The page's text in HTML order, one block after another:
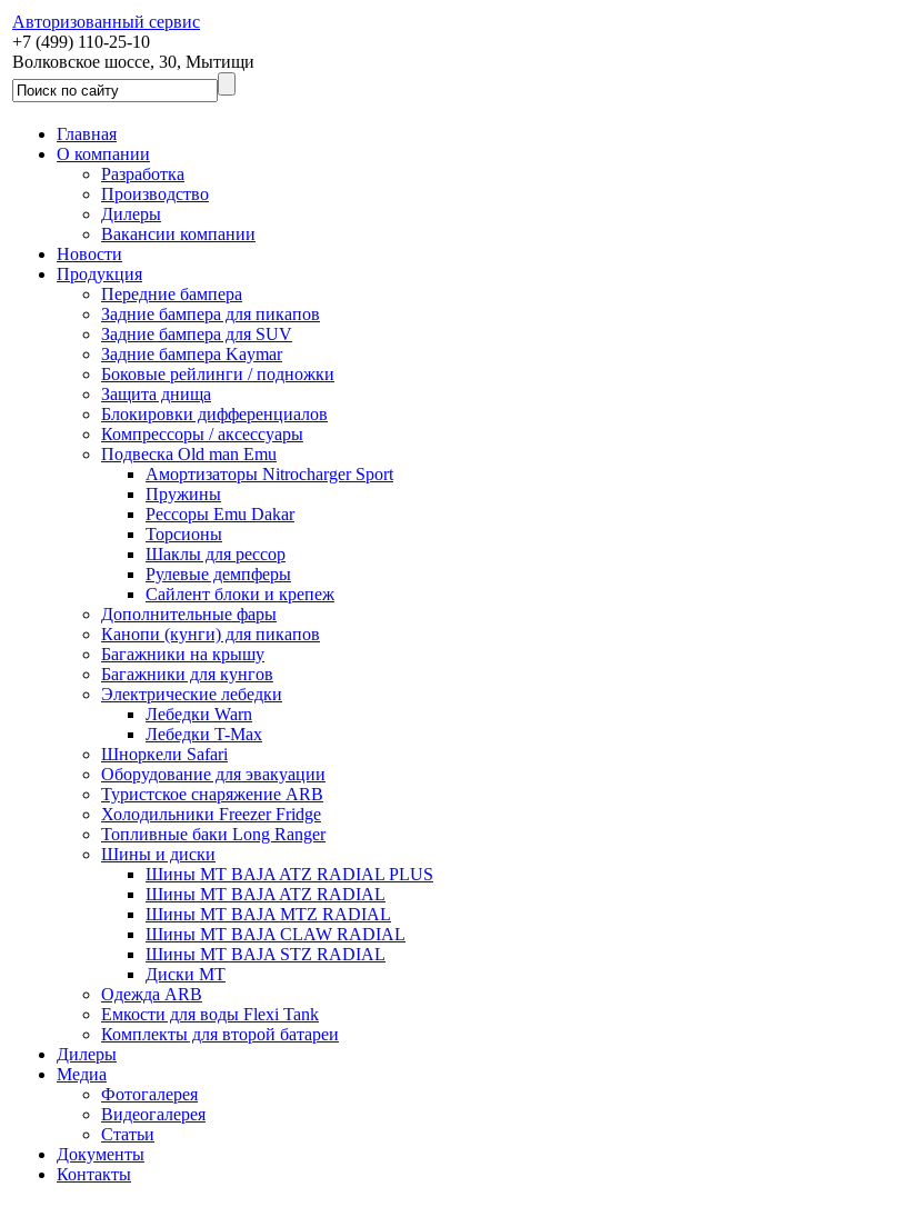
Авторизованный сервис
+7 (499) 110-25-10
Волковское шоссе, 30, Мытищи
Главная
О компании
Разработка
Производство
Дилеры
Вакансии компании
Новости
Продукция
Передние бампера
Задние бампера для пикапов
Задние бампера для SUV
Задние бампера Kaymar
Боковые рейлинги / подножки
Защита днища
Блокировки дифференциалов
Компрессоры / аксессуары
Подвеска Old man Emu
Амортизаторы Nitrocharger Sport
Пружины
Рессоры Emu Dakar
Торсионы
Шаклы для рессор
Рулевые демпферы
Сайлент блоки и крепеж
Дополнительные фары
Канопи (кунги) для пикапов
Багажники на крышу
Багажники для кунгов
Электрические лебедки
Лебедки Warn
Лебедки T-Max
Шноркели Safari
Оборудование для эвакуации
Туристское снаряжение ARB
Холодильники Freezer Fridge
Топливные баки Long Ranger
Шины и диски
Шины MT BAJA ATZ RADIAL PLUS
Шины MT BAJA ATZ RADIAL
Шины MT BAJA MTZ RADIAL
Шины MT BAJA CLAW RADIAL
Шины MT BAJA STZ RADIAL
Диски MT
Одежда ARB
Емкости для воды Flexi Tank
Комплекты для второй батареи
Дилеры
Медиа
Фотогалерея
Видеогалерея
Статьи
Документы
Контакты